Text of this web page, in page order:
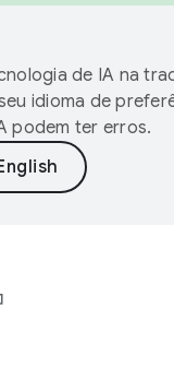
de IA na
idioma de
podem ter erros.